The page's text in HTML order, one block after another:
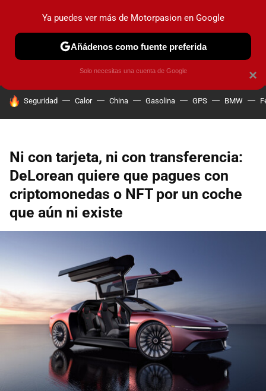
PRUEBAS COCHES ELÉCTRICOS OBSERVATORIO
HOY SE HABLA DE
Seguridad Calor China Gasolina GPS BMW
Ni con tarjeta, ni con transferencia:
DeLorean quiere que pagues con
criptomonedas o NFT por un coche
que aún ni existe
×
Ya puedes ver más de Motorpasion en Google
Añádenos como fuente preferida
Solo necesitas una cuenta de Google